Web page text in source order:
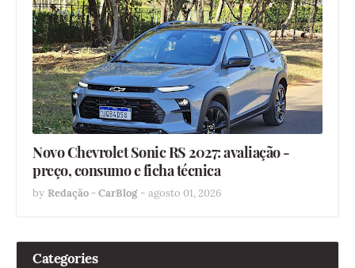
Novo Chevrolet Sonic RS 2027: avaliação -
preço, consumo e ficha técnica
by Redação - CarBlog - agosto 01, 2026
Categories